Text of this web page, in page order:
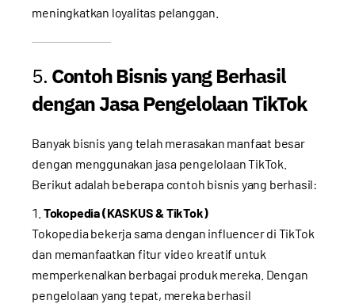
meningkatkan loyalitas pelanggan.
5. Contoh Bisnis yang Berhasil
dengan Jasa Pengelolaan TikTok
Banyak bisnis yang telah merasakan manfaat besar
dengan menggunakan jasa pengelolaan TikTok.
Berikut adalah beberapa contoh bisnis yang berhasil:
Tokopedia (KASKUS & TikTok)
Tokopedia bekerja sama dengan influencer di TikTok
dan memanfaatkan fitur video kreatif untuk
memperkenalkan berbagai produk mereka. Dengan
pengelolaan yang tepat, mereka berhasil